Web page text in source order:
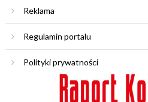
Reklama
Regulamin portalu
Polityki prywatności